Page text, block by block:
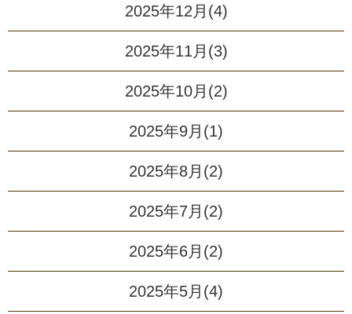
2025年12月(4)
2025年11月(3)
2025年10月(2)
2025年9月(1)
2025年8月(2)
2025年7月(2)
2025年6月(2)
2025年5月(4)